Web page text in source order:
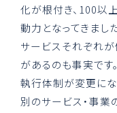
化が根付き、100以
動力となってきまし
サービスそれぞれ
があるのも事実です
執行体制が変更にな
別のサービス・事業